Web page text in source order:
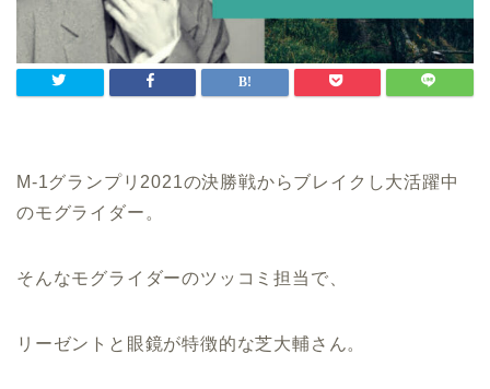
M-1グランプリ2021の決勝戦からブレイクし大活躍中
のモグライダー。
そんなモグライダーのツッコミ担当で、
リーゼントと眼鏡が特徴的な芝大輔さん。